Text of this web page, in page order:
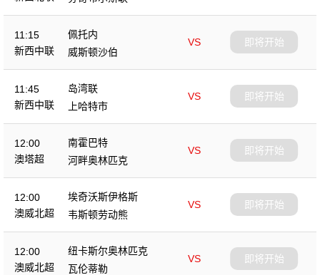
11:15
新西中联
佩托内
VS
威斯顿沙伯
即将开始
11:45
新西中联
岛湾联
VS
上哈特市
即将开始
12:00
澳塔超
南霍巴特
VS
河畔奥林匹克
即将开始
12:00
澳威北超
埃奇沃斯伊格斯
VS
韦斯顿劳动熊
即将开始
12:00
澳威北超
纽卡斯尔奥林匹克
VS
瓦伦蒂勒
即将开始